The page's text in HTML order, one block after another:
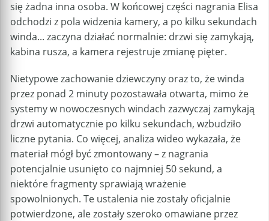
się żadna inna osoba. W końcowej części nagrania Elisa
odchodzi z pola widzenia kamery, a po kilku sekundach
winda... zaczyna działać normalnie: drzwi się zamykają,
kabina rusza, a kamera rejestruje zmianę pięter.
Nietypowe zachowanie dziewczyny oraz to, że winda
przez ponad 2 minuty pozostawała otwarta, mimo że
systemy w nowoczesnych windach zazwyczaj zamykają
drzwi automatycznie po kilku sekundach, wzbudziło
liczne pytania. Co więcej, analiza wideo wykazała, że
materiał mógł być zmontowany – z nagrania
potencjalnie usunięto co najmniej 50 sekund, a
niektóre fragmenty sprawiają wrażenie
spowolnionych. Te ustalenia nie zostały oficjalnie
potwierdzone, ale zostały szeroko omawiane przez